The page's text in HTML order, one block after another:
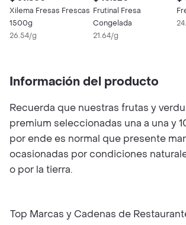
Xilema Fresas Frescas
1500g
26.54/g
Frutinal Fresa
Congelada
21.64/g
Información del producto
Recuerda que nuestras frutas y
premium seleccionadas una a una y
por ende es normal que presente
ocasionadas por condiciones
o por la tierra.
Top Marcas y Cadenas de